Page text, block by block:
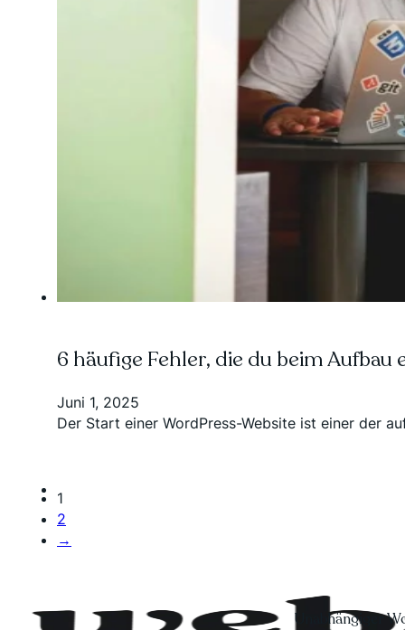
6 häufige Fehler, die du beim
Juni 1, 2025
Der Start einer WordPress-Website ist einer der
1
2
→
Unabhängiger